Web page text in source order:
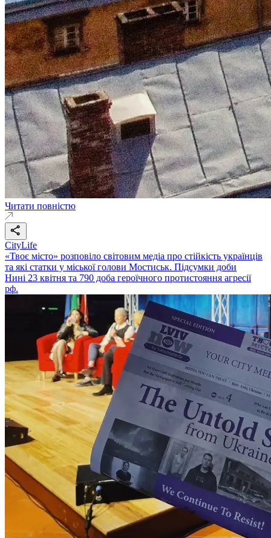
Читати повністю
CityLife
«Твоє місто» розповіло світовим медіа про стійкість українців
та які статки у міської голови Мостиськ. Підсумки доби
Нині 23 квітня та 790 доба героїчного протистояння агресії
рф.